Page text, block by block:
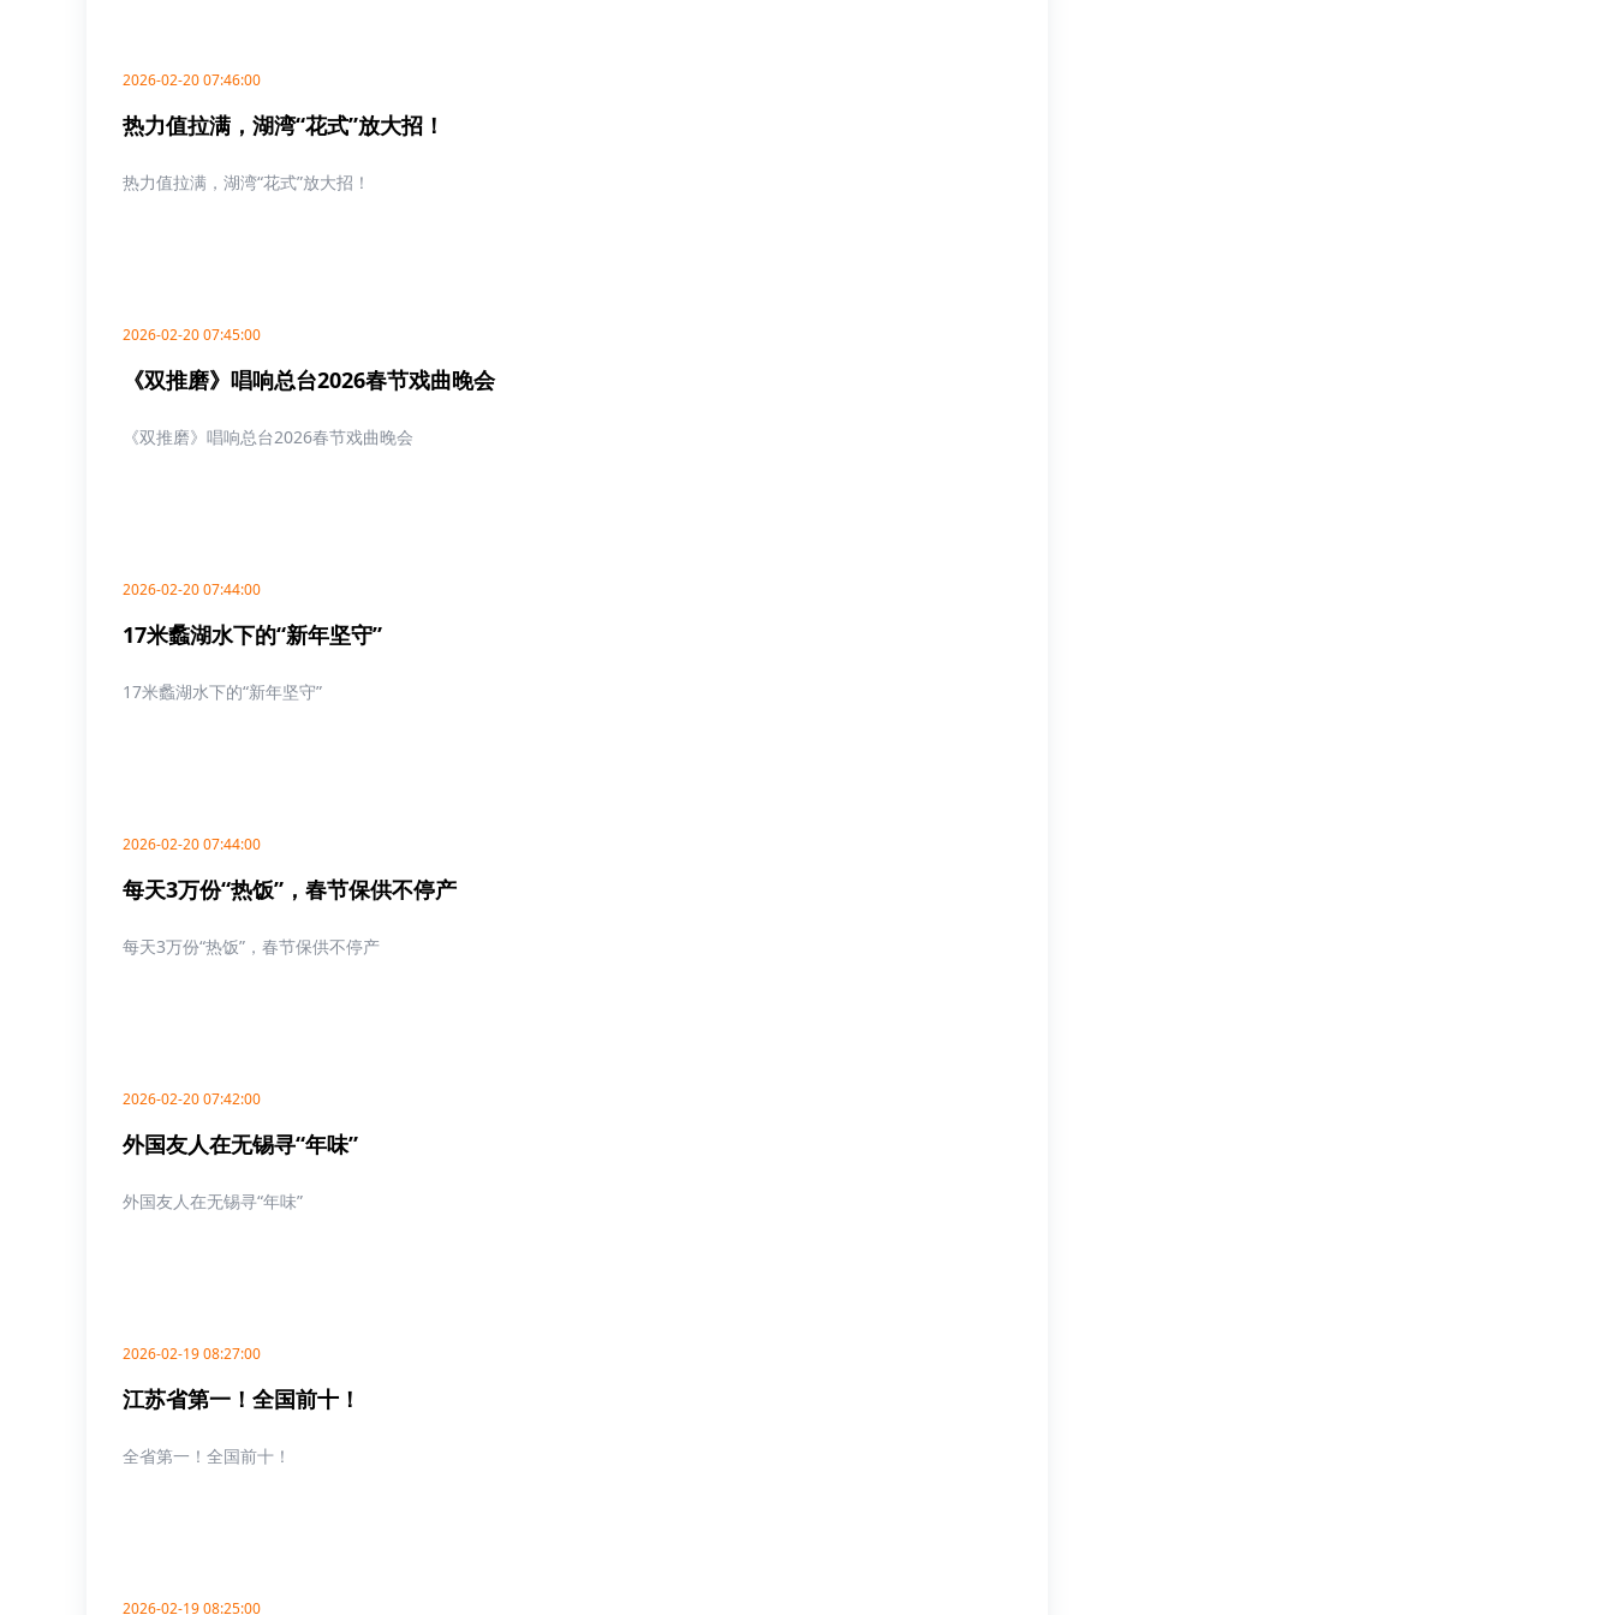
2026-02-20 07:46:00
热力值拉满，湖湾“花式”放大招！
热力值拉满，湖湾“花式”放大招！
2026-02-20 07:45:00
《双推磨》唱响总台2026春节戏曲晚会
《双推磨》唱响总台2026春节戏曲晚会
2026-02-20 07:44:00
17米蠡湖水下的“新年坚守”
17米蠡湖水下的“新年坚守”
2026-02-20 07:44:00
每天3万份“热饭”，春节保供不停产
每天3万份“热饭”，春节保供不停产
2026-02-20 07:42:00
外国友人在无锡寻“年味”
外国友人在无锡寻“年味”
2026-02-19 08:27:00
江苏省第一！全国前十！
全省第一！全国前十！
2026-02-19 08:25:00